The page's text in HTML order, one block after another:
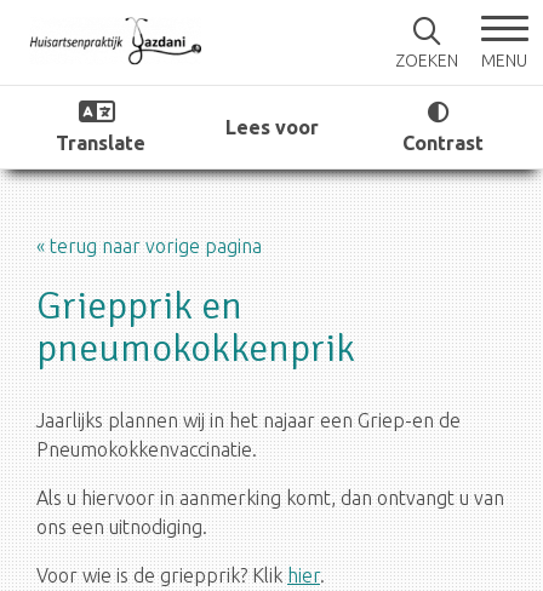
ZOEKEN MENU
Translate
Lees voor
Contrast
« terug naar vorige pagina
Griepprik en
pneumokokkenprik
Jaarlijks plannen wij in het najaar een Griep-en de
Pneumokokkenvaccinatie.
Als u hiervoor in aanmerking komt, dan ontvangt u van
ons een uitnodiging.
Voor wie is de griepprik? Klikhier.